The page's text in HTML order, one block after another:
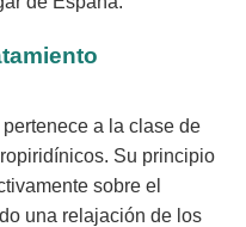
a la clase de
Su principio
sobre el
una relajación de los